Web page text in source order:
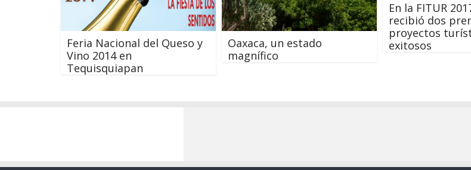
Feria Nacional del Queso y
Vino 2014 en
Tequisquiapan
Oaxaca, un estado
magnífico
En la FITUR
recibió dos
proyectos
exitosos